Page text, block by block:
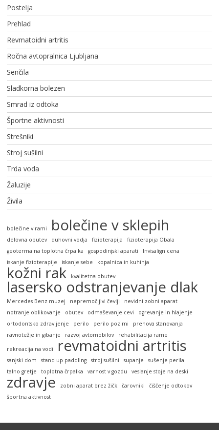
Postelja
Prehlad
Revmatoidni artritis
Ročna avtopralnica Ljubljana
Senčila
Sladkorna bolezen
Smrad iz odtoka
Športne aktivnosti
Strešniki
Stroj sušilni
Trda voda
Žaluzije
Živila
bolečine v rami bolečine v sklepih
delovna obutev duhovni vodja fizioterapija
fizioterapija Obala
geotermalna toplotna črpalka
gospodinjski aparati
Invisalign cena
iskanje fizioterapije
iskanje sebe kopalnica in kuhinja
kožni rak kvalitetna obutev
lasersko odstranjevanje dlak
Mercedes Benz muzej nepremočljivi čevlji
nevidni zobni aparat
notranje oblikovanje
obutev odmaševanje cevi
ogrevanje in hlajenje
ortodontsko zdravljenje
perilo perilo pozimi
prenova stanovanja
ravnotežje in gibanje
razvoj avtomobilov rehabilitacija rame
rekreacija na vodi revmatoidni artritis
sanjski dom stand up paddling stroj sušilni supanje
sušenje perila
talno gretje
toplotna črpalka varnost v gozdu veslanje stoje na deski
zdravje zobni aparat brez žičk čarovniki
čiščenje odtokov
športna aktivnost